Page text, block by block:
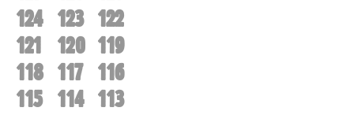
124 123 122
121
120 119
118 117 116
115 114 113